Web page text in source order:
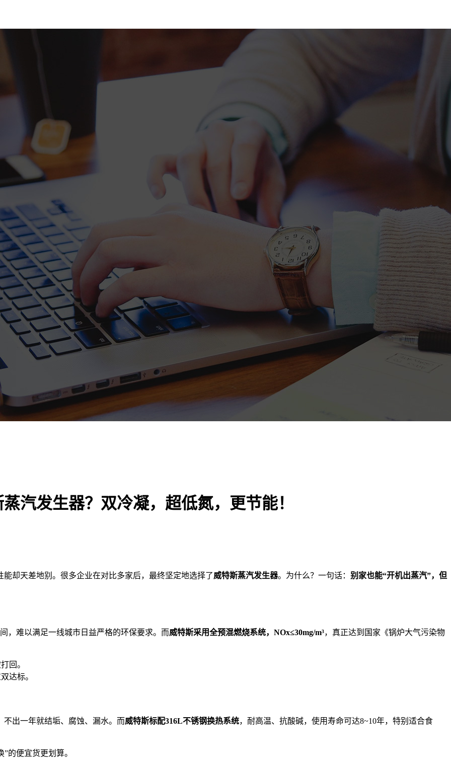
汽发生器？双冷凝，超低氮，更节能！
却天差地别。很多企业在对比多家后，最终坚定地选择了威特斯蒸汽发生器。为什么？一句话： 别家也能“开机出蒸汽”，但
，难以满足一线城市日益严格的环保要求。而威特斯采用全预混燃烧系统，NOx≤30mg/m³，真正达到国家《锅炉大气污染物
回。
达标。
出一年就结垢、腐蚀、漏水。而威特斯标配316L不锈钢换热系统，耐高温、抗酸碱，使用寿命可达8~10年，特别适合食
的便宜货更划算。